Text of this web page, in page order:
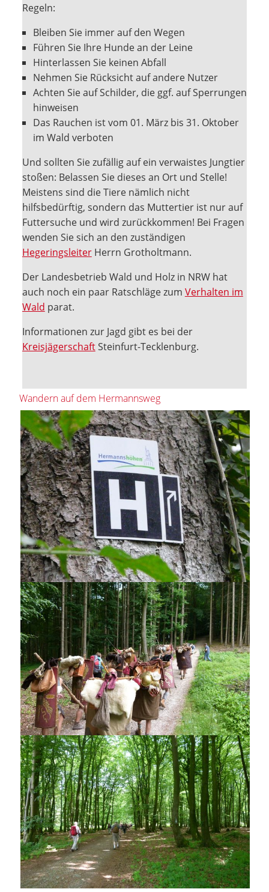
Regeln:
Bleiben Sie immer auf den Wegen
Führen Sie Ihre Hunde an der Leine
Hinterlassen Sie keinen Abfall
Nehmen Sie Rücksicht auf andere Nutzer
Achten Sie auf Schilder, die ggf. auf Sperrungen
hinweisen
Das Rauchen ist vom 01. März bis 31. Oktober
im Wald verboten
Und sollten Sie zufällig auf ein verwaistes Jungtier
stoßen: Belassen Sie dieses an Ort und Stelle!
Meistens sind die Tiere nämlich nicht
hilfsbedürftig, sondern das Muttertier ist nur auf
Futtersuche und wird zurückkommen! Bei Fragen
wenden Sie sich an den zuständigen
HegeringsleiterHerrn Grotholtmann.
Der Landesbetrieb Wald und Holz in NRW hat
auch noch ein paar Ratschläge zum Verhalten im
Wald parat.
Informationen zur Jagd gibt es bei der
KreisjägerschaftSteinfurt-Tecklenburg.
Wandern auf dem Hermannsweg